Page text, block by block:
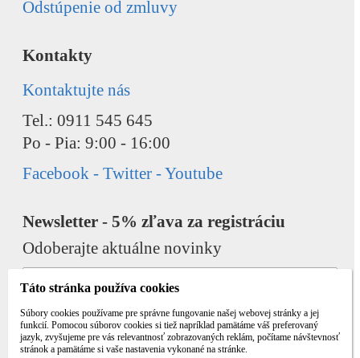
Odstúpenie od zmluvy
Kontakty
Kontaktujte nás
Tel.: 0911 545 645
Po - Pia: 9:00 - 16:00
Facebook - Twitter - Youtube
Newsletter - 5% zľava za registráciu
Odoberajte aktuálne novinky
Odobrať Pridať
Táto stránka používa cookies
Súbory cookies používame pre správne fungovanie našej webovej stránky a jej
funkcií. Pomocou súborov cookies si tiež napríklad pamätáme váš preferovaný
jazyk, zvyšujeme pre vás relevantnosť zobrazovaných reklám, počítame návštevnosť
stránok a pamätáme si vaše nastavenia vykonané na stránke.